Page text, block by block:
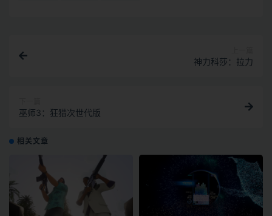
神力科莎：拉力
巫师3：狂猎次世代版
相关文章